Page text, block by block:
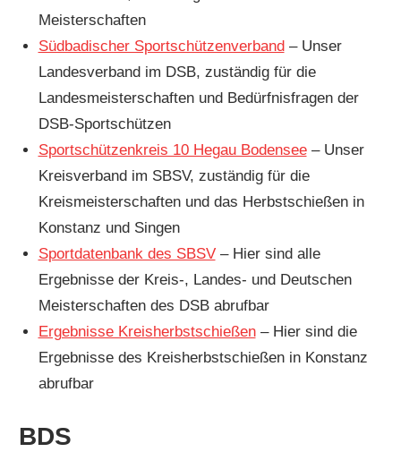
Meisterschaften
Südbadischer Sportschützenverband– Unser
Landesverband im DSB, zuständig für die
Landesmeisterschaften und Bedürfnisfragen der
DSB-Sportschützen
Sportschützenkreis 10 Hegau Bodensee– Unser
Kreisverband im SBSV, zuständig für die
Kreismeisterschaften und das Herbstschießen in
Konstanz und Singen
Sportdatenbank des SBSV– Hier sind alle
Ergebnisse der Kreis-, Landes- und Deutschen
Meisterschaften des DSB abrufbar
Ergebnisse Kreisherbstschießen– Hier sind die
Ergebnisse des Kreisherbstschießen in Konstanz
abrufbar
BDS